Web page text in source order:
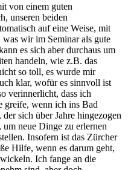
von einem guten
unseren beiden
auf eine Weise, mit
was wir im Seminar als gute
es sich aber durchaus um
handeln, wie z.B. das
so toll, es wurde mir
klar, wofür es sinnvoll ist
verinnerlicht, dass ich
greife, wenn ich ins Bad
sich über Jahre hingezogen
neue Dinge zu erlernen
Insofern ist das Zürcher
Hilfe, wenn es darum geht,
Ich fange an die